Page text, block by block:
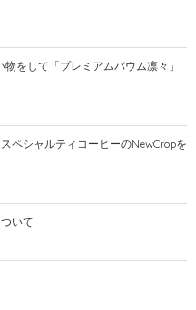
をして「プレミアムバウム凛々」
スペシャルティコーヒーのNewCropを
いて